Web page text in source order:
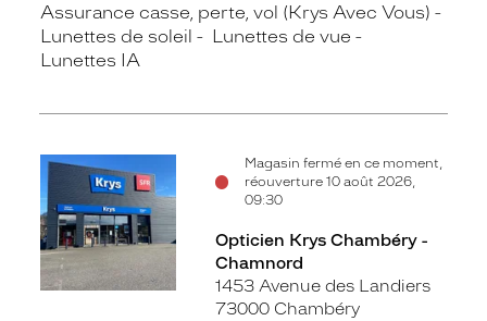
Assurance casse, perte, vol (Krys Avec Vous)
Lunettes de soleil
Lunettes de vue
Lunettes IA
Magasin fermé en ce moment,
réouverture 10 août 2026,
09:30
Opticien Krys Chambéry -
Chamnord
1453 Avenue des Landiers
73000 Chambéry